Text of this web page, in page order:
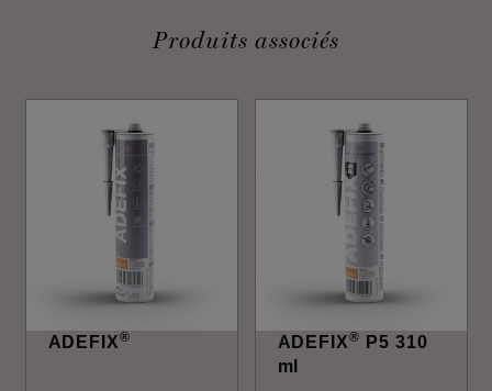
Produits associés
ADEFIX® ADEFIX®
P5 310
ml